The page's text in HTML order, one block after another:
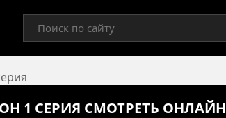
1 СЕРИЯ СМОТРЕТЬ ОНЛАЙН